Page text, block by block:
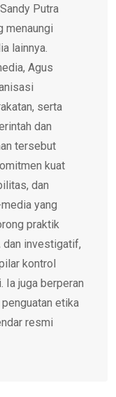
Putra
menaungi
lainnya.
Agus
serta
dan
tersebut
kuat
dan
yang
praktik
dan investigatif,
kontrol
Ia juga berperan
etika
resmi